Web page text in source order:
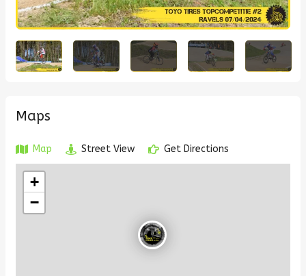
Maps
Map Street View Get Directions
+
−